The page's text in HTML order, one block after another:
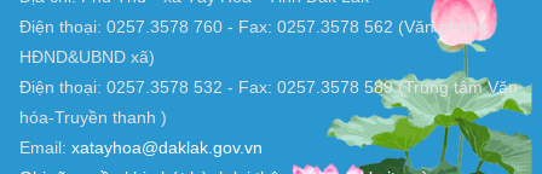
TRANG THÔNG TIN ĐIỆN TỬ XÃ TÂY HOÀ, ĐẮK LẮK
Chịu trách nhiệm nội dung: UBND xã Tây Hòa (Trung tâm Văn
hóa-Truyền thanh )
Địa chỉ: Phú Thứ - xã Tây Hòa - Tỉnh Đắk Lăk
Điện thoại: 0257.3578 760 - Fax: 0257.3578 562 (Văn phòng
HĐND&UBND xã)